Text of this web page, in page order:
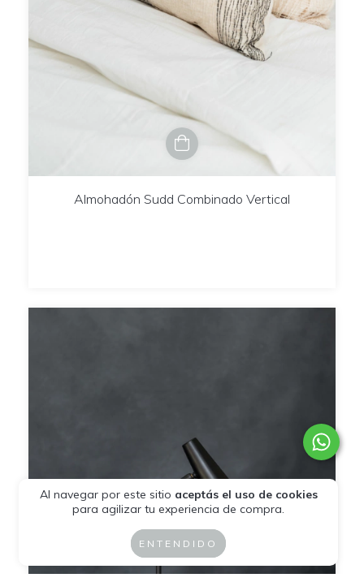
Al navegar por este sitio aceptás el uso de cookies
para agilizar tu experiencia de compra.
ENTENDIDO
Almohadón Sudd Combinado Vertical